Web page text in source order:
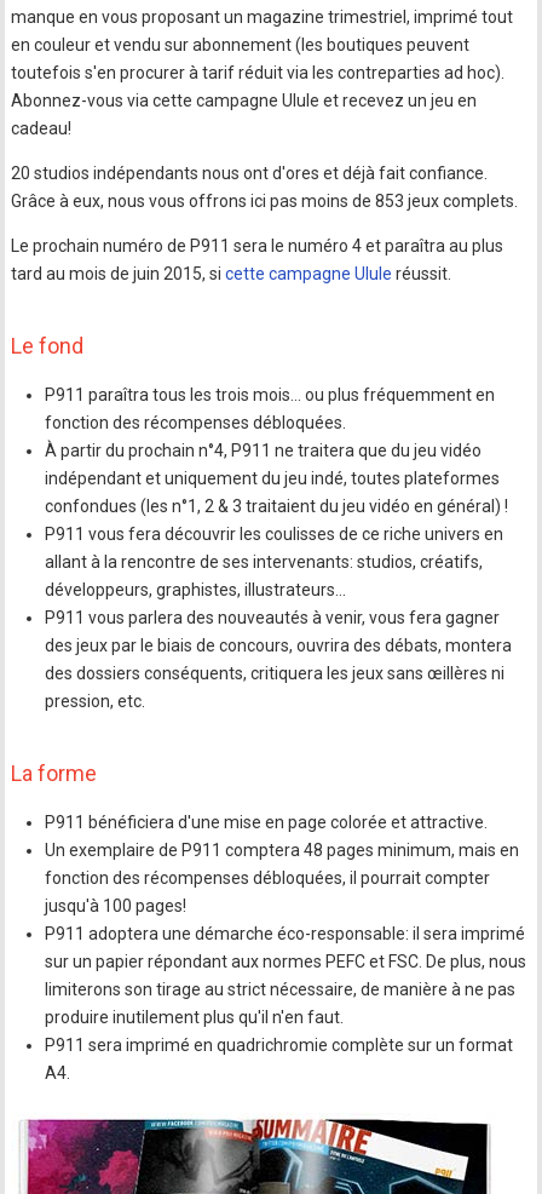
manque en vous proposant un magazine trimestriel, imprimé tout
en couleur et vendu sur abonnement (les boutiques peuvent
toutefois s'en procurer à tarif réduit via les contreparties ad hoc).
Abonnez-vous via cette campagne Ulule et recevez un jeu en
cadeau!
20 studios indépendants nous ont d'ores et déjà fait confiance.
Grâce à eux, nous vous offrons ici pas moins de 853 jeux complets.
Le prochain numéro de P911 sera le numéro 4 et paraîtra au plus
tard au mois de juin 2015, sicette campagne Ulule réussit.
Le fond
P911 paraîtra tous les trois mois… ou plus fréquemment en
fonction des récompenses débloquées.
À partir du prochain n°4, P911 ne traitera que du jeu vidéo
indépendant et uniquement du jeu indé, toutes plateformes
confondues (les n°1, 2 & 3 traitaient du jeu vidéo en général) !
P911 vous fera découvrir les coulisses de ce riche univers en
allant à la rencontre de ses intervenants: studios, créatifs,
développeurs, graphistes, illustrateurs…
P911 vous parlera des nouveautés à venir, vous fera gagner
des jeux par le biais de concours, ouvrira des débats, montera
des dossiers conséquents, critiquera les jeux sans œillères ni
pression, etc.
La forme
P911 bénéficiera d'une mise en page colorée et attractive.
Un exemplaire de P911 comptera 48 pages minimum, mais en
fonction des récompenses débloquées, il pourrait compter
jusqu'à 100 pages!
P911 adoptera une démarche éco-responsable: il sera imprimé
sur un papier répondant aux normes PEFC et FSC. De plus, nous
limiterons son tirage au strict nécessaire, de manière à ne pas
produire inutilement plus qu'il n'en faut.
P911 sera imprimé en quadrichromie complète sur un format
A4.